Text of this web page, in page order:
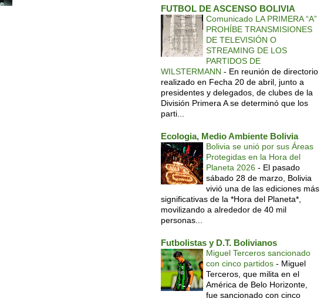
FUTBOL DE ASCENSO BOLIVIA
Comunicado LA PRIMERA “A”
PROHÍBE TRANSMISIONES
DE TELEVISIÓN O
STREAMING DE LOS
PARTIDOS DE
WILSTERMANN - En reunión de directorio
realizado en Fecha 20 de abril, junto a
presidentes y delegados, de clubes de la
División Primera A se determinó que los
parti...
Ecologia, Medio Ambiente Bolivia
Bolivia se unió por sus Áreas
Protegidas en la Hora del
Planeta 2026 - El pasado
sábado 28 de marzo, Bolivia
vivió una de las ediciones más
significativas de la *Hora del Planeta*,
movilizando a alrededor de 40 mil
personas...
Futbolistas y D.T. Bolivianos
Miguel Terceros sancionado
con cinco partidos - Miguel
Terceros, que milita en el
América de Belo Horizonte,
fue sancionado con cinco